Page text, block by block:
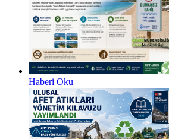
Haberi Oku